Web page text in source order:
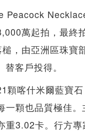
Peacock
萬起拍，最終
，由亞洲區珠寶
替客戶投得。
顆喀什米爾藍寶
一顆也品質極佳
重3.02卡。行方